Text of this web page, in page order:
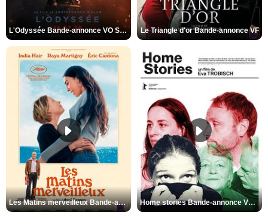
L'Odyssée Bande-annonce VO STFR Le Triangle d'or Bande-annonce VF
Les Matins merveilleux Bande-annonce VF Home stories Bande-annonce VO STFR